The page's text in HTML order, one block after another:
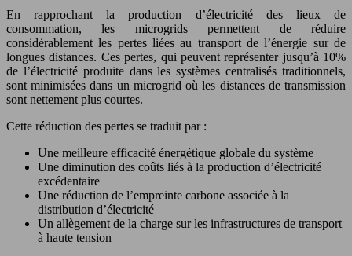
En rapprochant la production d’électricité des lieux de
consommation, les microgrids permettent de réduire
considérablement les pertes liées au transport de l’énergie sur de
longues distances. Ces pertes, qui peuvent représenter jusqu’à 10%
de l’électricité produite dans les systèmes centralisés traditionnels,
sont minimisées dans un microgrid où les distances de transmission
sont nettement plus courtes.
Cette réduction des pertes se traduit par :
Une meilleure efficacité énergétique globale du système
Une diminution des coûts liés à la production d’électricité
excédentaire
Une réduction de l’empreinte carbone associée à la
distribution d’électricité
Un allègement de la charge sur les infrastructures de transport
à haute tension